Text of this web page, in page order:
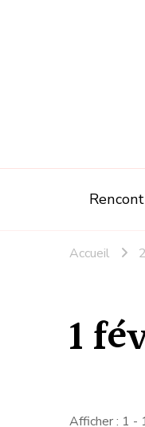
Accueil
1
Afficher : 1 -